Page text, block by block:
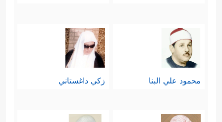
محمود علي البنا زكي داغستاني